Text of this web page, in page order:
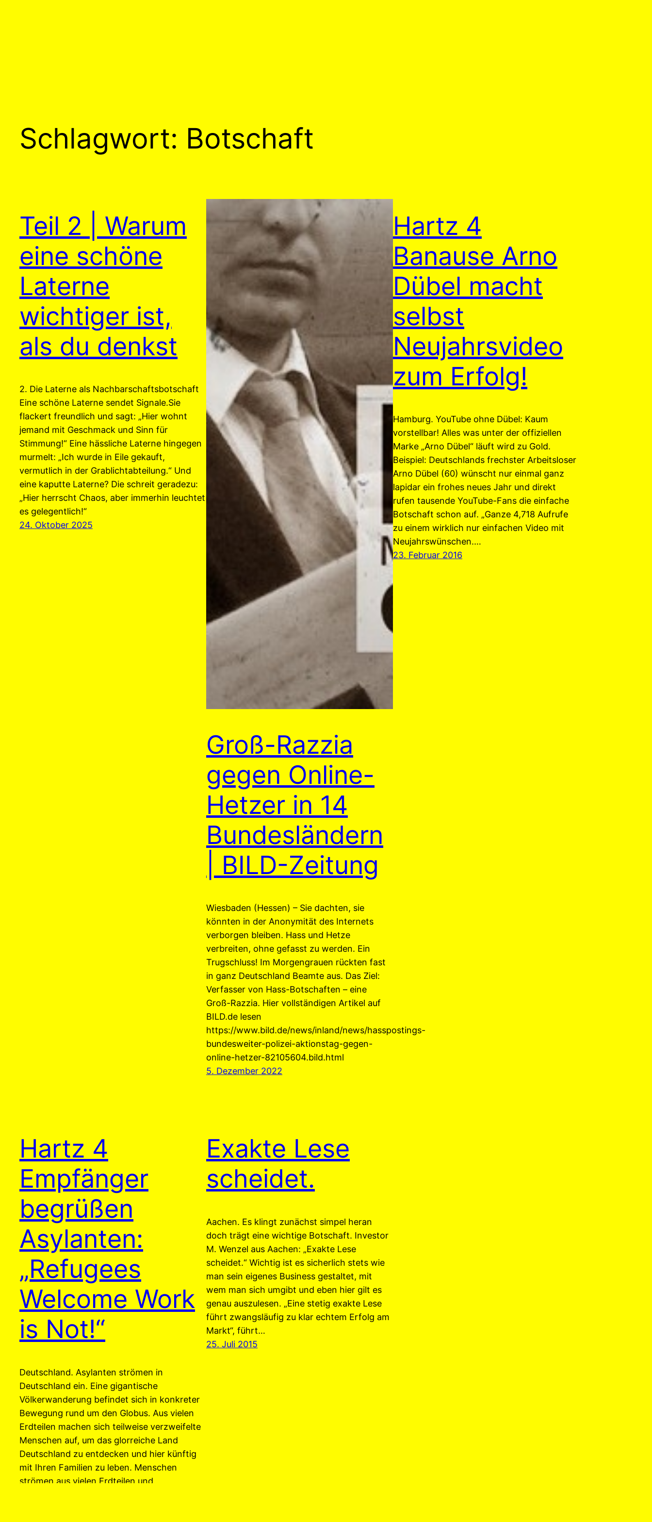
Schlagwort: Botschaft
Teil 2 | Warum
eine schöne
Laterne
wichtiger ist,
als du denkst
2. Die Laterne als Nachbarschaftsbotschaft
Eine schöne Laterne sendet Signale.Sie
flackert freundlich und sagt: „Hier wohnt
jemand mit Geschmack und Sinn für
Stimmung!“ Eine hässliche Laterne hingegen
murmelt: „Ich wurde in Eile gekauft,
vermutlich in der Grablichtabteilung.“ Und
eine kaputte Laterne? Die schreit geradezu:
„Hier herrscht Chaos, aber immerhin leuchtet
es gelegentlich!“
24. Oktober 2025
Groß-Razzia
gegen Online-
Hetzer in 14
Bundesländern
| BILD-Zeitung
Wiesbaden (Hessen) – Sie dachten, sie
könnten in der Anonymität des Internets
verborgen bleiben. Hass und Hetze
verbreiten, ohne gefasst zu werden. Ein
Trugschluss! Im Morgengrauen rückten fast
in ganz Deutschland Beamte aus. Das Ziel:
Verfasser von Hass-Botschaften – eine
Groß-Razzia. Hier vollständigen Artikel auf
BILD.de lesen
https://www.bild.de/news/inland/news/hasspostings-
bundesweiter-polizei-aktionstag-gegen-
online-hetzer-82105604.bild.html
5. Dezember 2022
Hartz 4
Banause Arno
Dübel macht
selbst
Neujahrsvideo
zum Erfolg!
Hamburg. YouTube ohne Dübel: Kaum
vorstellbar! Alles was unter der offiziellen
Marke „Arno Dübel“ läuft wird zu Gold.
Beispiel: Deutschlands frechster Arbeitsloser
Arno Dübel (60) wünscht nur einmal ganz
lapidar ein frohes neues Jahr und direkt
rufen tausende YouTube-Fans die einfache
Botschaft schon auf. „Ganze 4,718 Aufrufe
zu einem wirklich nur einfachen Video mit
Neujahrswünschen.…
23. Februar 2016
Hartz 4
Empfänger
begrüßen
Asylanten:
„Refugees
Welcome Work
is Not!“
Deutschland. Asylanten strömen in
Deutschland ein. Eine gigantische
Völkerwanderung befindet sich in konkreter
Bewegung rund um den Globus. Aus vielen
Erdteilen machen sich teilweise verzweifelte
Menschen auf, um das glorreiche Land
Deutschland zu entdecken und hier künftig
mit Ihren Familien zu leben. Menschen
strömen aus vielen Erdteilen und
Exakte Lese
scheidet.
Aachen. Es klingt zunächst simpel heran
doch trägt eine wichtige Botschaft. Investor
M. Wenzel aus Aachen: „Exakte Lese
scheidet.“ Wichtig ist es sicherlich stets wie
man sein eigenes Business gestaltet, mit
wem man sich umgibt und eben hier gilt es
genau auszulesen. „Eine stetig exakte Lese
führt zwangsläufig zu klar echtem Erfolg am
Markt“, führt…
25. Juli 2015